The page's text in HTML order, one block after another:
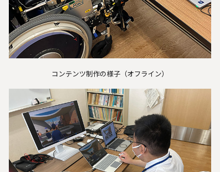
コンテンツ制作の様子（オフライン）